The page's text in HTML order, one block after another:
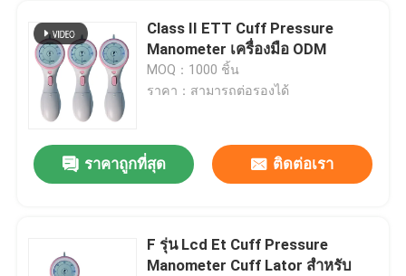
Class II ETT Cuff Pressure
Manometer เครื่องมือ ODM
MOQ：1000 ชิ้น
ราคา：สามารถต่อรองได้
ราคาถูกที่สุด ติดต่อเรา
F รุ่น Lcd Et Cuff Pressure
Manometer Cuff Lator สำหรับ